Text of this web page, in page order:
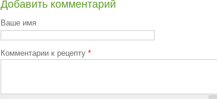
Добавить комментарий
Ваше имя
Комментарии к рецепту*